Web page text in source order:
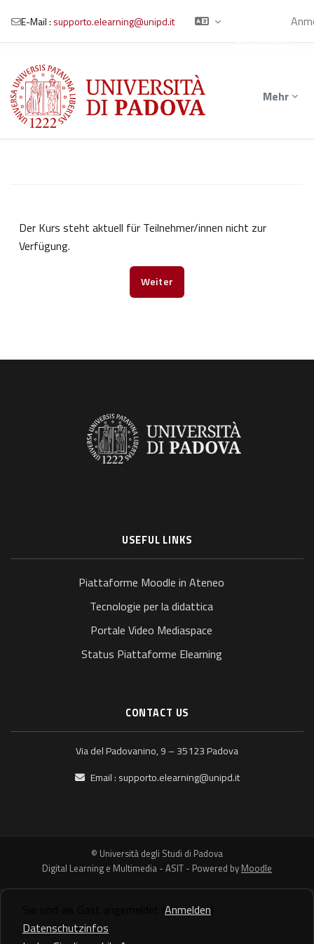
Zum Hauptinhalt
E-Mail : supporto.elearning@unipd.it
Mehr
Der Kurs steht aktuell für Teilnehmer/innen nicht zur
Verfügung.
Weiter
USEFUL LINKS
Piattaforme Moodle in Ateneo
Tecnologie per la didattica
Portale Video Mediaspace
Status Piattaforme Elearning
CONTACT US
Via del Padovanino, 9 – 35123 Padova
Email : supporto.elearning@unipd.it
© Università degli Studi di Padova
Digital Learning e Multimedia - ASIT - Powered by Moodle
Anmelden
Datenschutzinfos